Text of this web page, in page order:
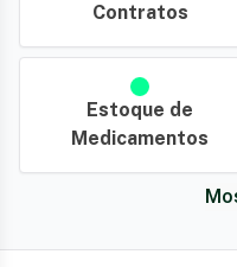
Contratos
Estoque de
Medicamentos